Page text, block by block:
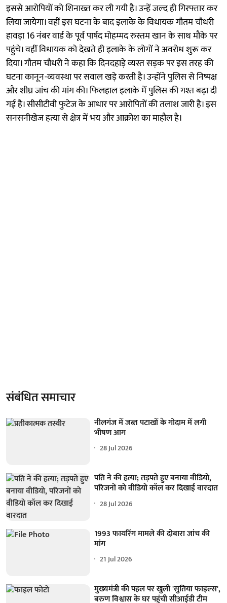
इससे आरोपियों को शिनाख्त कर ली गयी है। उन्हें जल्द ही गिरफ्तार कर
लिया जायेगा। वहीं इस घटना के बाद इलाके के विधायक गौतम चौधरी
हावड़ा 16 नंबर वार्ड के पूर्व पार्षद मोहम्मद रुस्तम खान के साथ मौके पर
पहुंचे। वहीं विधायक को देखते ही इलाके के लोगों ने अवरोध शुरू कर
दिया। गौतम चौधरी ने कहा कि दिनदहाड़े व्यस्त सड़क पर इस तरह की
घटना कानून-व्यवस्था पर सवाल खड़े करती है। उन्होंने पुलिस से निष्पक्ष
और शीघ्र जांच की मांग की। फिलहाल इलाके में पुलिस की गश्त बढ़ा दी
गई है। सीसीटीवी फुटेज के आधार पर आरोपितों की तलाश जारी है। इस
सनसनीखेज हत्या से क्षेत्र में भय और आक्रोश का माहौल है।
संबंधित समाचार
नीलगंज में जब्त पटाखों के गोदाम में लगी
भीषण आग
28 Jul 2026
पति ने की हत्या; तड़पते हुए बनाया वीडियो,
परिजनों को वीडियो कॉल कर दिखाई वारदात
28 Jul 2026
1993 फायरिंग मामले की दोबारा जांच की
मांग
21 Jul 2026
मुख्यमंत्री की पहल पर खुली 'सुतिया फाइल्स',
बरुण विश्वास के घर पहुंची सीआईडी टीम